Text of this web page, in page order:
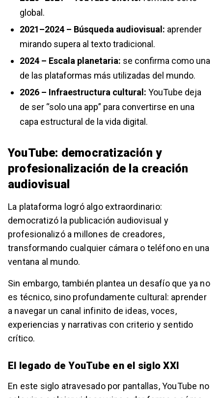
global.
2021–2024 – Búsqueda audiovisual: aprender
mirando supera al texto tradicional.
2024 – Escala planetaria: se confirma como una
de las plataformas más utilizadas del mundo.
2026 – Infraestructura cultural: YouTube deja
de ser “solo una app” para convertirse en una
capa estructural de la vida digital.
YouTube: democratización y
profesionalización de la creación
audiovisual
La plataforma logró algo extraordinario:
democratizó la publicación audiovisual y
profesionalizó a millones de creadores,
transformando cualquier cámara o teléfono en una
ventana al mundo.
Sin embargo, también plantea un desafío que ya no
es técnico, sino profundamente cultural: aprender
a navegar un canal infinito de ideas, voces,
experiencias y narrativas con criterio y sentido
crítico.
El legado de YouTube en el siglo XXI
En este siglo atravesado por pantallas, YouTube no